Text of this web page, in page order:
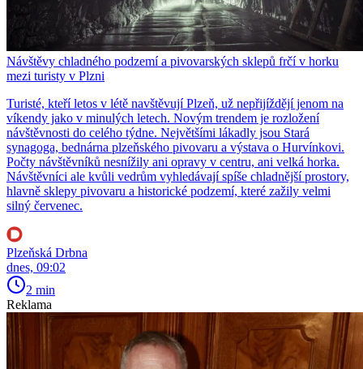
Návštěvy chladného podzemí a pivovarských sklepů frčí v horku
mezi turisty v Plzni
Turisté, kteří letos v létě navštěvují Plzeň, už nepřijíždějí jenom na
víkendy jako v minulých letech. Novým trendem je rozložení
návštěvnosti do celého týdne. Největšími lákadly jsou Stará
synagoga, bednárna plzeňského pivovaru a výstava o Hurvínkovi.
Počty návštěvníků nesnížily ani opravy v centru, ani velká horka.
Návštěvníci ale kvůli vedrům vyhledávají spíše chladnější prostory,
hlavně sklepy pivovaru a historické podzemí, které zažily velmi
silný červenec.
Plzeňská Drbna
dnes, 09:02
2 min
Reklama